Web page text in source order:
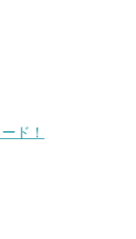
ド！